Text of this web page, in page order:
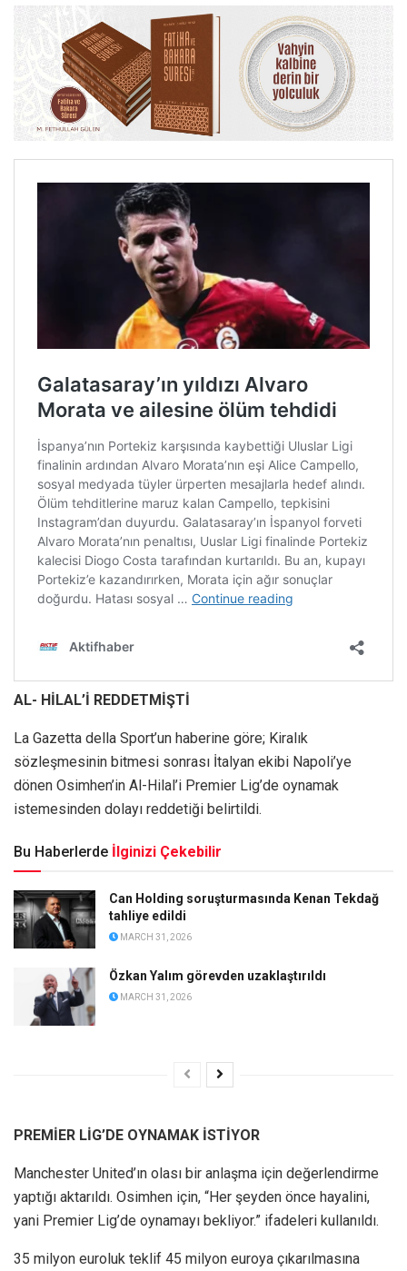
AL- HİLAL’İ REDDETMİŞTİ
La Gazetta della Sport’un haberine göre; Kiralık
sözleşmesinin bitmesi sonrası İtalyan ekibi Napoli’ye
dönen Osimhen’in Al-Hilal’i Premier Lig’de oynamak
istemesinden dolayı reddetiği belirtildi.
Bu Haberlerde İlginizi Çekebilir
Can Holding soruşturmasında Kenan Tekdağ
tahliye edildi
MARCH 31, 2026
Özkan Yalım görevden uzaklaştırıldı
MARCH 31, 2026
PREMİER LİG’DE OYNAMAK İSTİYOR
Manchester United’ın olası bir anlaşma için değerlendirme
yaptığı aktarıldı. Osimhen için, “Her şeyden önce hayalini,
yani Premier Lig’de oynamayı bekliyor.” ifadeleri kullanıldı.
35 milyon euroluk teklif 45 milyon euroya çıkarılmasına